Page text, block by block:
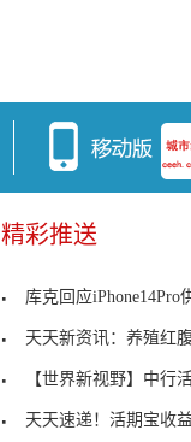
精彩推送
库克回应iPhone14Pro供
天天新资讯：养殖红腹锦
【世界新视野】中行活期
天天速递！活期宝收益怎